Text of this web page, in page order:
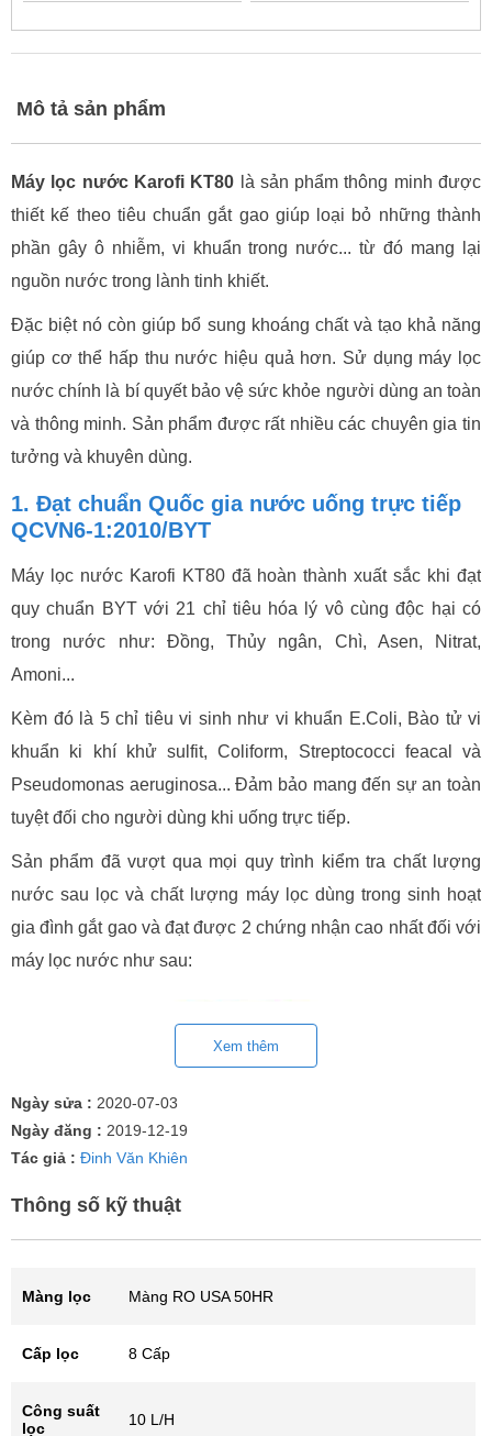
Mô tả sản phẩm
Máy lọc nước Karofi KT80 là sản phẩm thông minh được
thiết kế theo tiêu chuẩn gắt gao giúp loại bỏ những thành
phần gây ô nhiễm, vi khuẩn trong nước... từ đó mang lại
nguồn nước trong lành tinh khiết.
Đặc biệt nó còn giúp bổ sung khoáng chất và tạo khả năng
giúp cơ thể hấp thu nước hiệu quả hơn. Sử dụng máy lọc
nước chính là bí quyết bảo vệ sức khỏe người dùng an toàn
và thông minh. Sản phẩm được rất nhiều các chuyên gia tin
tưởng và khuyên dùng.
1. Đạt chuẩn Quốc gia nước uống trực tiếp
QCVN6-1:2010/BYT
Máy lọc nước Karofi KT80 đã hoàn thành xuất sắc khi đạt
quy chuẩn BYT với 21 chỉ tiêu hóa lý vô cùng độc hại có
trong nước như: Đồng, Thủy ngân, Chì, Asen, Nitrat,
Amoni...
Kèm đó là 5 chỉ tiêu vi sinh như vi khuẩn E.Coli, Bào tử vi
khuẩn ki khí khử sulfit, Coliform, Streptococci feacal và
Pseudomonas aeruginosa... Đảm bảo mang đến sự an toàn
tuyệt đối cho người dùng khi uống trực tiếp.
Sản phẩm đã vượt qua mọi quy trình kiểm tra chất lượng
nước sau lọc và chất lượng máy lọc dùng trong sinh hoạt
gia đình gắt gao và đạt được 2 chứng nhận cao nhất đối với
máy lọc nước như sau:
Máy được chứng nhận an toàn vệ sinh
Thứ 1:Quy chuẩn Quốc gia nước đối với nước uống trực
Xem thêm
Ngày sửa : 2020-07-03
Ngày đăng : 2019-12-19
Tác giả : Đinh Văn Khiên
Thông số kỹ thuật
Màng lọc Màng RO USA 50HR
Cấp lọc 8 Cấp
Công suất
lọc
10 L/H